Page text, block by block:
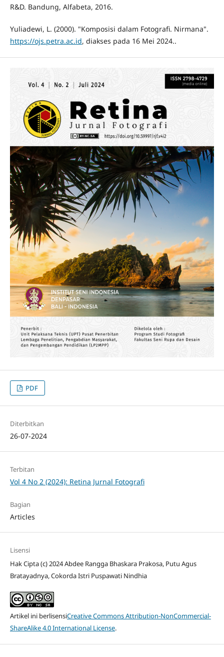
R&D. Bandung, Alfabeta, 2016.
Yuliadewi, L. (2000). "Komposisi dalam Fotografi. Nirmana".
https://ojs.petra.ac.id, diakses pada 16 Mei 2024..
PDF
Diterbitkan
26-07-2024
Terbitan
Vol 4 No 2 (2024): Retina Jurnal Fotografi
Bagian
Articles
Lisensi
Hak Cipta (c) 2024 Abdee Rangga Bhaskara Prakosa, Putu Agus
Bratayadnya, Cokorda Istri Puspawati Nindhia
Artikel ini berlisensiCreative Commons Attribution-NonCommercial-
ShareAlike 4.0 International License.